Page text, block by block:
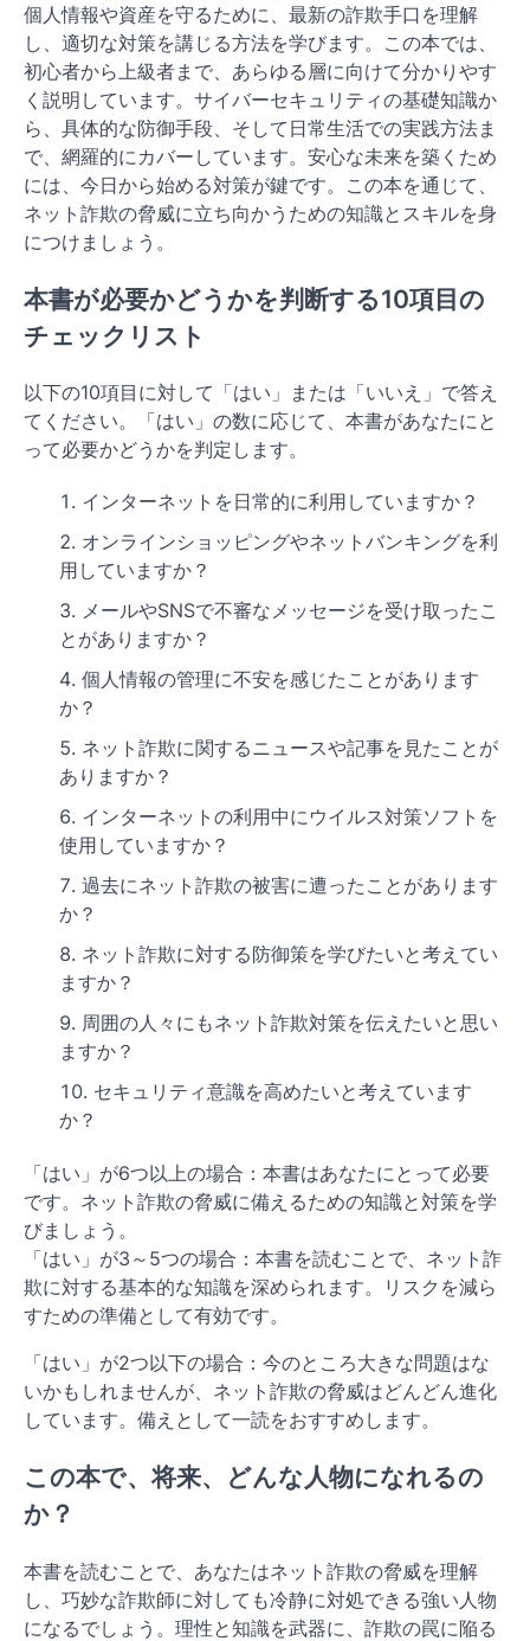
個人情報や資産を守るために、最新の詐欺手口を理解
し、適切な対策を講じる方法を学びます。この本では、
初心者から上級者まで、あらゆる層に向けて分かりやす
く説明しています。サイバーセキュリティの基礎知識か
ら、具体的な防御手段、そして日常生活での実践方法ま
で、網羅的にカバーしています。安心な未来を築くため
には、今日から始める対策が鍵です。この本を通じて、
ネット詐欺の脅威に立ち向かうための知識とスキルを身
につけましょう。
本書が必要かどうかを判断する10項目の
チェックリスト
以下の10項目に対して「はい」または「いいえ」で答え
てください。「はい」の数に応じて、本書があなたにと
って必要かどうかを判定します。
インターネットを日常的に利用していますか？
オンラインショッピングやネットバンキングを利
用していますか？
メールやSNSで不審なメッセージを受け取ったこ
とがありますか？
個人情報の管理に不安を感じたことがあります
か？
ネット詐欺に関するニュースや記事を見たことが
ありますか？
インターネットの利用中にウイルス対策ソフトを
使用していますか？
過去にネット詐欺の被害に遭ったことがあります
か？
ネット詐欺に対する防御策を学びたいと考えてい
ますか？
周囲の人々にもネット詐欺対策を伝えたいと思い
ますか？
セキュリティ意識を高めたいと考えています
か？
「はい」が6つ以上の場合：本書はあなたにとって必要
です。ネット詐欺の脅威に備えるための知識と対策を学
びましょう。
「はい」が3～5つの場合：本書を読むことで、ネット詐
欺に対する基本的な知識を深められます。リスクを減ら
すための準備として有効です。
「はい」が2つ以下の場合：今のところ大きな問題はな
いかもしれませんが、ネット詐欺の脅威はどんどん進化
しています。備えとして一読をおすすめします。
この本で、将来、どんな人物になれるの
か？
本書を読むことで、あなたはネット詐欺の脅威を理解
し、巧妙な詐欺師に対しても冷静に対処できる強い人物
になるでしょう。理性と知識を武器に、詐欺の罠に陥る